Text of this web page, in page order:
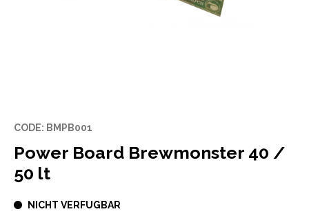
CODE: BMPB001
Power Board Brewmonster 40 /
50 lt
NICHT VERFUGBAR